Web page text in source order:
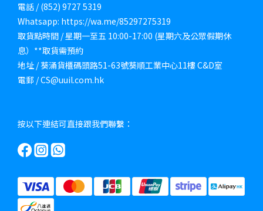
電話 / (852) 9727 5319
Whatsapp: https://wa.me/85297275319
取貨點時間 / 星期一至五 10:00-17:00 (星期六及公眾假期休
息）**取貨需預約
地址 / 葵涌貨櫃碼頭路51-63號葵順工業中心11樓 C&D室
電郵 / CS@uuil.com.hk
按以下連結可直接跟我們聯繫：